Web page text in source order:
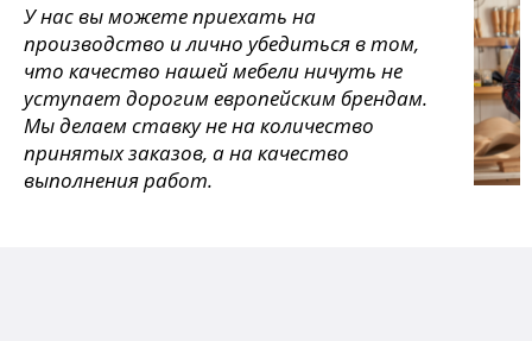
У нас вы можете приехать на
производство и лично убедиться в том,
что качество нашей мебели ничуть не
уступает дорогим европейским брендам.
Мы делаем ставку не на количество
принятых заказов, а на качество
выполнения работ.